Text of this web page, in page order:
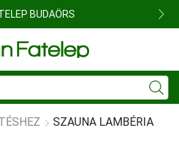
BUDAÖRS
input
SZAUNA LAMBÉRIA